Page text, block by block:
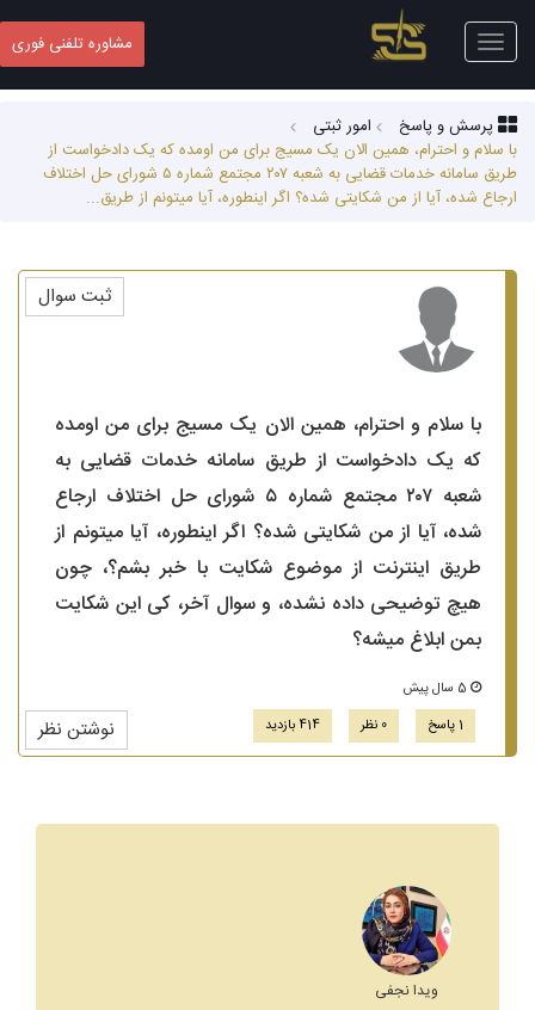
Toggle
navigation
مشاوره تلفنی فوری
پرسش و پاسخ
امور ثبتی
با سلام و احترام، همین الان یک مسیج برای من اومده که یک دادخواست از
طریق سامانه خدمات قضایی به شعبه ۲۰۷ مجتمع شماره ۵ شورای حل اختلاف
ارجاع شده، آیا از من شکایتی شده؟ اگر اینطوره، آیا میتونم از طریق...
با سلام و احترام، همین الان یک مسیج برای من اومده
که یک دادخواست از طریق سامانه خدمات قضایی به
شعبه ۲۰۷ مجتمع شماره ۵ شورای حل اختلاف ارجاع
شده، آیا از من شکایتی شده؟ اگر اینطوره، آیا میتونم از
طریق اینترنت از موضوع شکایت با خبر بشم؟، چون
هیچ توضیحی داده نشده، و سوال آخر، کی این شکایت
بمن ابلاغ میشه؟
1 پاسخ
0 نظر 414 بازدید نوشتن نظر
ثبت سوال
ویدا نجفی